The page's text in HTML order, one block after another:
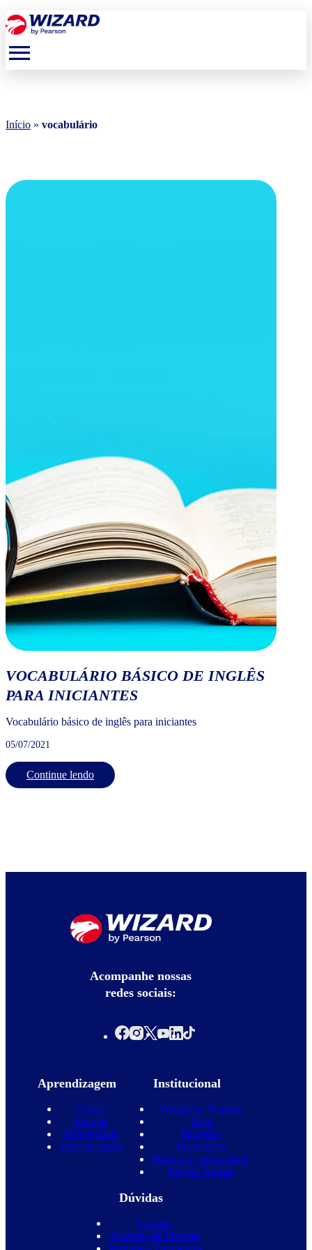
menu
Início » vocabulário
VOCABULÁRIO BÁSICO DE INGLÊS
PARA INICIANTES
Vocabulário básico de inglês para iniciantes
05/07/2021
Continue lendo
Acompanhe nossas
redes sociais:
Aprendizagem
Cursos
Escolas
Diferenciais
Teste de inglês
Institucional
Wizard by Pearson
Blog
Parcerias
Promoções
Política de privacidade
Projeto Águias
Dúvidas
Contato
Franquia de Idiomas